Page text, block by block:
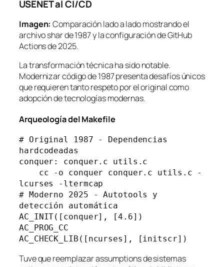
USENET al CI/CD
Imagen: Comparación lado a lado mostrando el
archivo shar de 1987 y la configuración de GitHub
Actions de 2025.
La transformación técnica ha sido notable.
Modernizar código de 1987 presenta desafíos únicos
que requieren tanto respeto por el original como
adopción de tecnologías modernas.
Arqueología del Makefile
# Original 1987 - Dependencias
hardcodeadas
conquer: conquer.c utils.c
cc -o conquer conquer.c utils.c -
lcurses -ltermcap
# Moderno 2025 - Autotools y
detección automática
AC_INIT([conquer], [4.6])
AC_PROG_CC
AC_CHECK_LIB([ncurses], [initscr])
Tuve que reemplazar assumptions de sistemas